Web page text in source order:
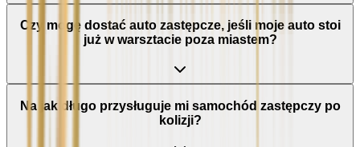
Czy mogę dostać auto zastępcze, jeśli moje auto stoi
już w warsztacie poza miastem?
Na jak długo przysługuje mi samochód zastępczy po
kolizji?